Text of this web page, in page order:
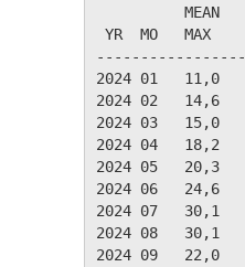
MEAN
YR  MO   MAX
2024 01
2024 02
2024 03
2024 04
2024 05
2024 06
2024 07
2024 08
2024 09